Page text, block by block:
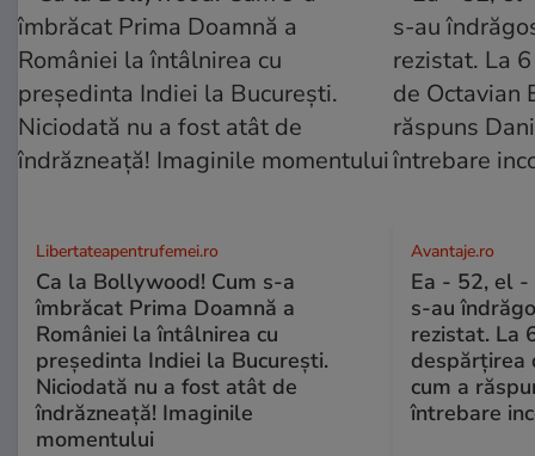
Libertateapentrufemei.ro
Ca la Bollywood! Cum s-a
îmbrăcat Prima Doamnă a
României la întâlnirea cu
președinta Indiei la București.
Niciodată nu a fost atât de
îndrăzneață! Imaginile
momentului
Avantaje.ro
Ea - 52, el -
s-au
rezistat. La
despărțirea
cum a
întrebare